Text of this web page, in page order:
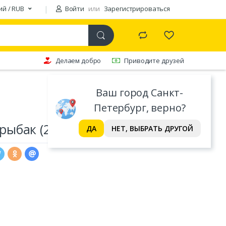
/ RUB Войти или Зарегистрироваться
Ваш город Санкт-
Петербург, верно?
ДА НЕТ, ВЫБРАТЬ ДРУГОЙ
Делаем добро Приводите друзей
(240 мл)